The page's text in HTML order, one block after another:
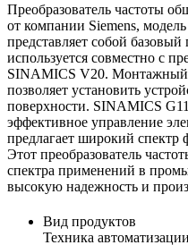
Преобразователь частоты
от компании Siemens,
представляет собой базовый
используется совместно с
SINAMICS V20. Монтажный
позволяет установить
поверхности. SINAMICS
эффективное управление
предлагает широкий
Этот преобразователь
спектра применений в
высокую надежность и
Вид продуктов
Техника автоматизации